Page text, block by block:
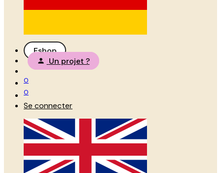
Eshop
Un projet ?
0
0
Se connecter